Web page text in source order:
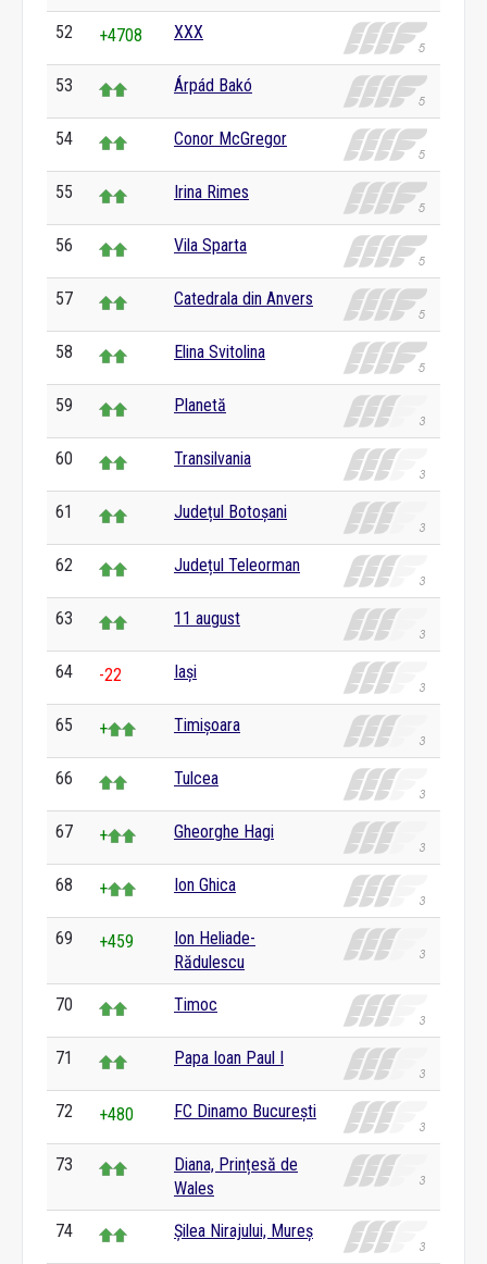
52 +4708 XXX
53 Árpád Bakó
54 Conor McGregor
55 Irina Rimes
56 Vila Sparta
57 Catedrala din Anvers
58 Elina Svitolina
59 Planetă
60 Transilvania
61 Județul Botoșani
62 Județul Teleorman
63 11 august
64 -22 Iași
65 + Timișoara
66 Tulcea
67 + Gheorghe Hagi
68 + Ion Ghica
69 +459
Ion Heliade-
Rădulescu
70 Timoc
71 Papa Ioan Paul I
72 +480 FC Dinamo București
73
Diana, Prințesă de
Wales
74 Șilea Nirajului, Mureș